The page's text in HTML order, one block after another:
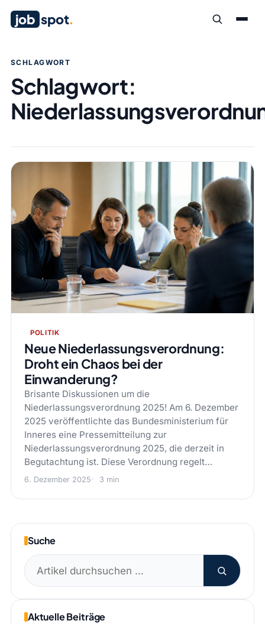
job spot.
SCHLAGWORT
Schlagwort:
POLITIK
Neue Niederlassungsverordnung:
Droht ein Chaos bei der
Einwanderung?
Brisante Diskussionen um die
Niederlassungsverordnung 2025! Am 6. Dezember
2025 veröffentlichte das Bundesministerium für
Inneres eine Pressemitteilung zur
Niederlassungsverordnung 2025, die derzeit in
Begutachtung ist. Diese Verordnung regelt…
6. Dezember 2025 3 min
Suche
Suchen
nach:
Aktuelle Beiträge